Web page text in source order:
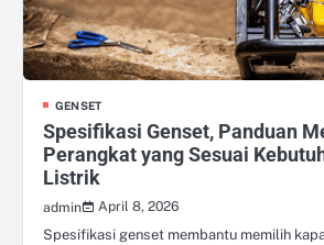
GENSET
Spesifikasi Genset, Panduan
Perangkat yang Sesuai
Listrik
admin
April 8, 2026
Spesifikasi genset membantu memilih